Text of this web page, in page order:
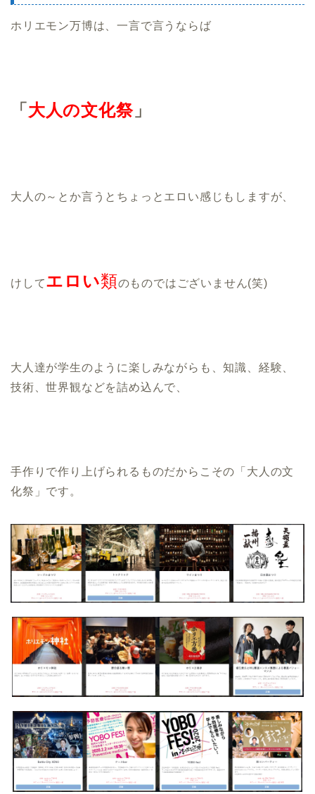
ホリエモン万博は、一言で言うならば
「 大人の文化祭」
大人の～とか言うとちょっとエロい感じもしますが、
けしてエロい類のものではございません(笑)
大人達が学生のように楽しみながらも、知識、経験、
技術、世界観などを詰め込んで、
手作りで作り上げられるものだからこその「大人の文
化祭」です。